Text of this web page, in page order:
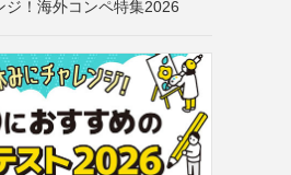
ジ！海外コンペ特集2026